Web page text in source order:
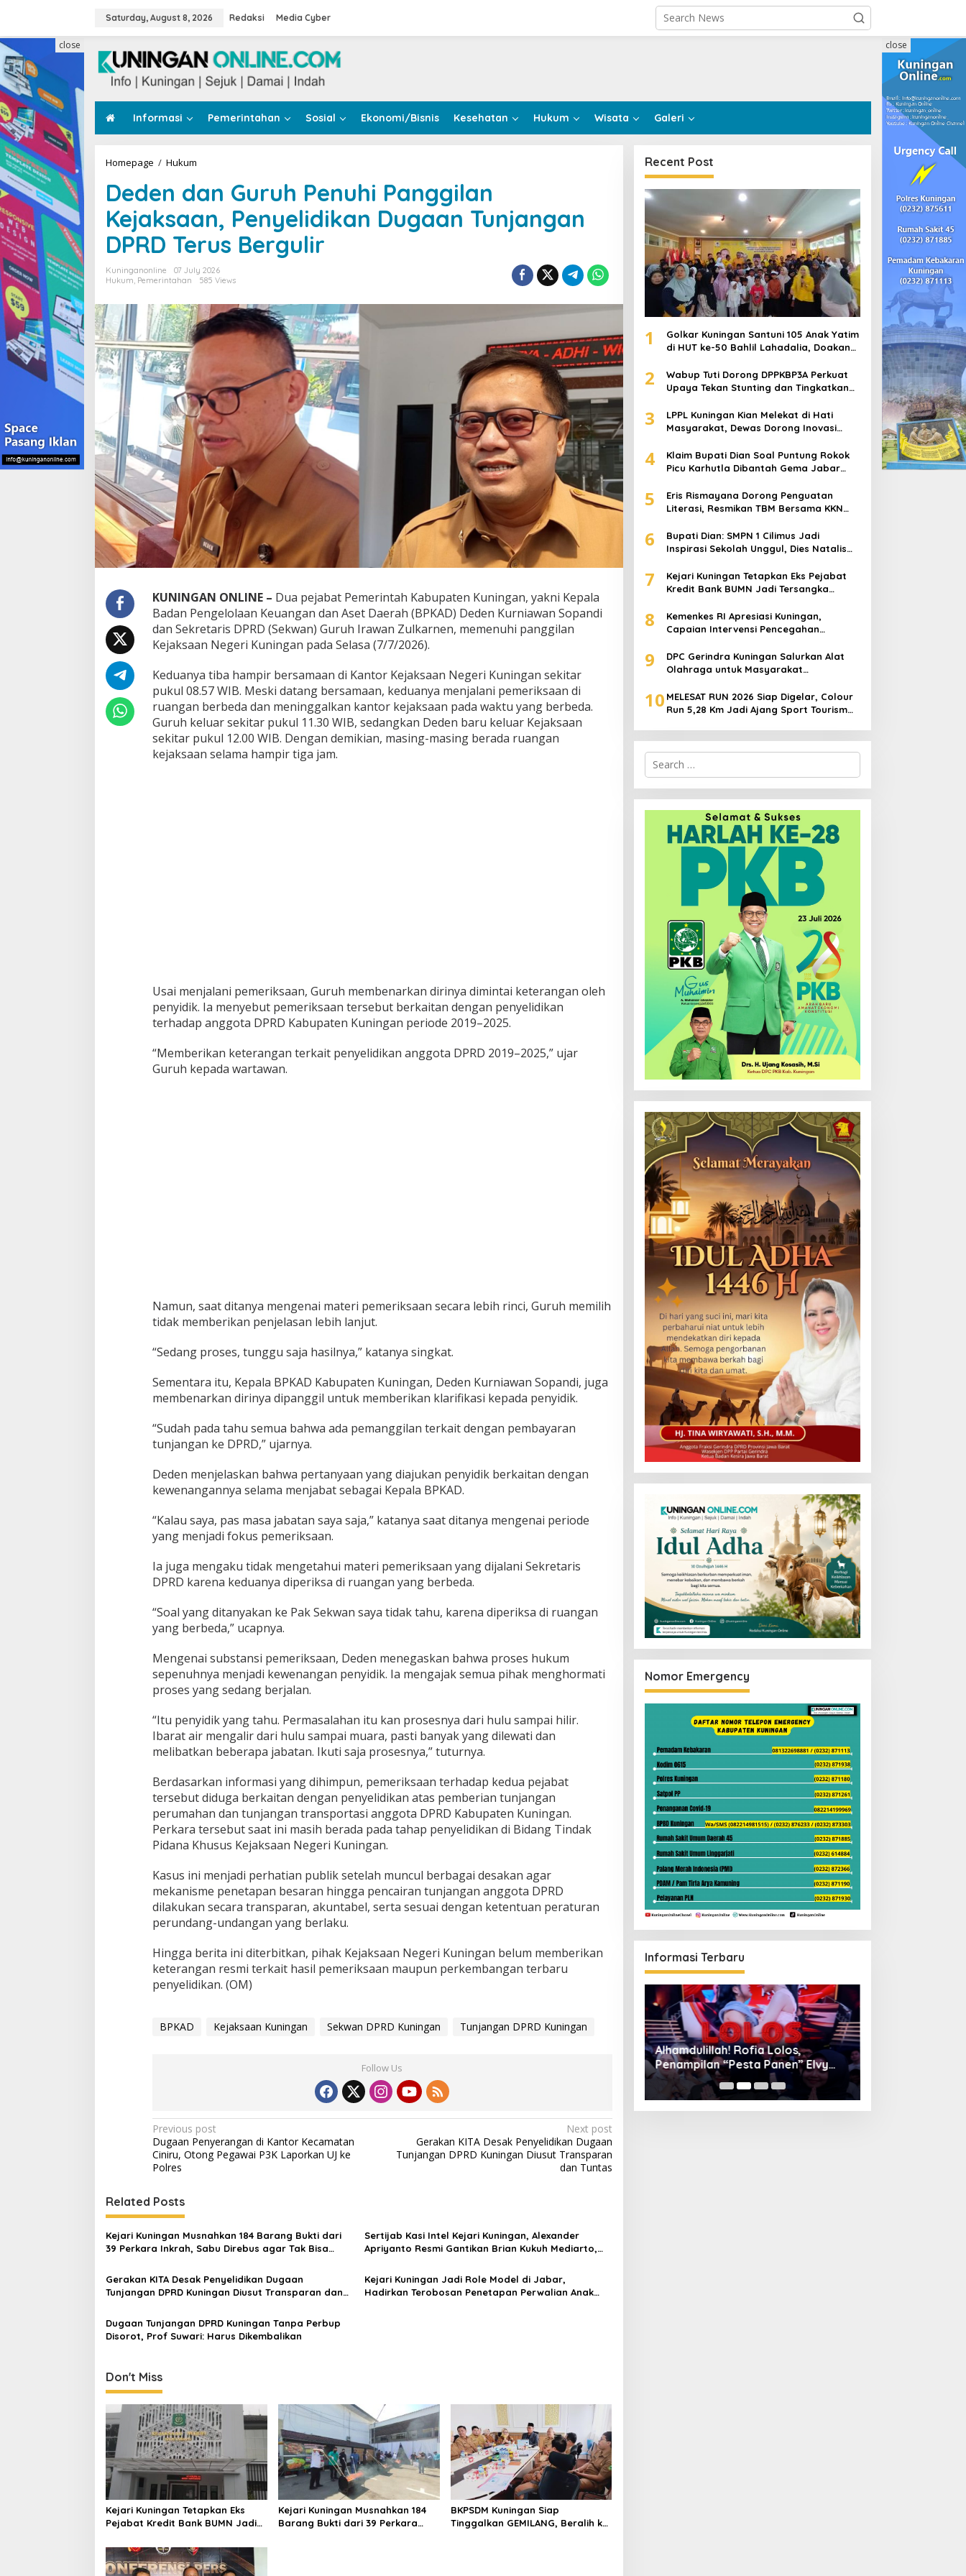
Saturday, August 8, 2026 Redaksi Media Cyber
Informasi Pemerintahan Sosial Ekonomi/Bisnis Kesehatan Hukum Wisata Galeri
close close
Homepage / Hukum
Guruh
Penuhi
Panggilan
Kejaksaan,
Penyelidikan
Dugaan
Tunjangan
DPRD
Bergulir
Deden dan Guruh Penuhi Panggilan
Kejaksaan, Penyelidikan Dugaan Tunjangan
DPRD Terus Bergulir
Kuninganonline
07 July 2026
Hukum Pemerintahan 585 Views
KUNINGAN ONLINE – Dua pejabat Pemerintah Kabupaten Kuningan, yakni Kepala
Badan Pengelolaan Keuangan dan Aset Daerah (BPKAD) Deden Kurniawan Sopandi
dan Sekretaris DPRD (Sekwan) Guruh Irawan Zulkarnen, memenuhi panggilan
Kejaksaan Negeri Kuningan pada Selasa (7/7/2026).
Keduanya tiba hampir bersamaan di Kantor Kejaksaan Negeri Kuningan sekitar
pukul 08.57 WIB. Meski datang bersamaan, keduanya menjalani pemeriksaan di
ruangan berbeda dan meninggalkan kantor kejaksaan pada waktu yang berbeda.
Guruh keluar sekitar pukul 11.30 WIB, sedangkan Deden baru keluar Kejaksaan
sekitar pukul 12.00 WIB. Dengan demikian, masing-masing berada ruangan
kejaksaan selama hampir tiga jam.
Usai menjalani pemeriksaan, Guruh membenarkan dirinya dimintai keterangan oleh
penyidik. Ia menyebut pemeriksaan tersebut berkaitan dengan penyelidikan
terhadap anggota DPRD Kabupaten Kuningan periode 2019–2025.
“Memberikan keterangan terkait penyelidikan anggota DPRD 2019–2025,” ujar
Guruh kepada wartawan.
Namun, saat ditanya mengenai materi pemeriksaan secara lebih rinci, Guruh memilih
tidak memberikan penjelasan lebih lanjut.
“Sedang proses, tunggu saja hasilnya,” katanya singkat.
Sementara itu, Kepala BPKAD Kabupaten Kuningan, Deden Kurniawan Sopandi, juga
membenarkan dirinya dipanggil untuk memberikan klarifikasi kepada penyidik.
“Sudah pada tahu semua bahwa ada pemanggilan terkait dengan pembayaran
tunjangan ke DPRD,” ujarnya.
Deden menjelaskan bahwa pertanyaan yang diajukan penyidik berkaitan dengan
kewenangannya selama menjabat sebagai Kepala BPKAD.
“Kalau saya, pas masa jabatan saya saja,” katanya saat ditanya mengenai periode
yang menjadi fokus pemeriksaan.
Ia juga mengaku tidak mengetahui materi pemeriksaan yang dijalani Sekretaris
DPRD karena keduanya diperiksa di ruangan yang berbeda.
“Soal yang ditanyakan ke Pak Sekwan saya tidak tahu, karena diperiksa di ruangan
yang berbeda,” ucapnya.
Mengenai substansi pemeriksaan, Deden menegaskan bahwa proses hukum
sepenuhnya menjadi kewenangan penyidik. Ia mengajak semua pihak menghormati
proses yang sedang berjalan.
“Itu penyidik yang tahu. Permasalahan itu kan prosesnya dari hulu sampai hilir.
Ibarat air mengalir dari hulu sampai muara, pasti banyak yang dilewati dan
melibatkan beberapa jabatan. Ikuti saja prosesnya,” tuturnya.
Berdasarkan informasi yang dihimpun, pemeriksaan terhadap kedua pejabat
tersebut diduga berkaitan dengan penyelidikan atas pemberian tunjangan
perumahan dan tunjangan transportasi anggota DPRD Kabupaten Kuningan.
Perkara tersebut saat ini masih berada pada tahap penyelidikan di Bidang Tindak
Pidana Khusus Kejaksaan Negeri Kuningan.
Kasus ini menjadi perhatian publik setelah muncul berbagai desakan agar
mekanisme penetapan besaran hingga pencairan tunjangan anggota DPRD
dilakukan secara transparan, akuntabel, serta sesuai dengan ketentuan peraturan
perundang-undangan yang berlaku.
Hingga berita ini diterbitkan, pihak Kejaksaan Negeri Kuningan belum memberikan
keterangan resmi terkait hasil pemeriksaan maupun perkembangan terbaru
penyelidikan. (OM)
BPKAD Kejaksaan Kuningan Sekwan DPRD Kuningan Tunjangan DPRD Kuningan
Follow Us
Post
navigation
Previous post
Dugaan Penyerangan di Kantor Kecamatan
Ciniru, Otong Pegawai P3K Laporkan UJ ke
Polres
Next post
Gerakan KITA Desak Penyelidikan Dugaan
Tunjangan DPRD Kuningan Diusut Transparan
dan Tuntas
Related Posts
Kejari Kuningan Musnahkan 184 Barang Bukti dari
39 Perkara Inkrah, Sabu Direbus agar Tak Bisa
Sertijab Kasi Intel Kejari Kuningan, Alexander
Apriyanto Resmi Gantikan Brian Kukuh Mediarto,
Gerakan KITA Desak Penyelidikan Dugaan
Tunjangan DPRD Kuningan Diusut Transparan dan
Kejari Kuningan Jadi Role Model di Jabar,
Hadirkan Terobosan Penetapan Perwalian Anak
Dugaan Tunjangan DPRD Kuningan Tanpa Perbup
Disorot, Prof Suwari: Harus Dikembalikan
Don't Miss
Kejari Kuningan Tetapkan Eks
Pejabat Kredit Bank BUMN Jadi
Rp529 Juta
Kejari Kuningan Musnahkan 184
Barang Bukti dari 39 Perkara
BKPSDM Kuningan Siap
Tinggalkan GEMILANG, Beralih ke
Recent Post
1
Golkar Kuningan Santuni 105 Anak Yatim
di HUT ke-50 Bahlil Lahadalia, Doakan
2
Wabup Tuti Dorong DPPKBP3A Perkuat
Upaya Tekan Stunting dan Tingkatkan
3
LPPL Kuningan Kian Melekat di Hati
Masyarakat, Dewas Dorong Inovasi
4
Klaim Bupati Dian Soal Puntung Rokok
Picu Karhutla Dibantah Gema Jabar
5
Eris Rismayana Dorong Penguatan
Literasi, Resmikan TBM Bersama KKN
6
Bupati Dian: SMPN 1 Cilimus Jadi
Inspirasi Sekolah Unggul, Dies Natalis
7
Kejari Kuningan Tetapkan Eks Pejabat
Kredit Bank BUMN Jadi Tersangka
8
Kemenkes RI Apresiasi Kuningan,
Capaian Intervensi Pencegahan
9
DPC Gerindra Kuningan Salurkan Alat
Olahraga untuk Masyarakat
Generasi Muda
10 MELESAT RUN 2026 Siap Digelar, Colour
Run 5,28 Km Jadi Ajang Sport Tourism
Search
for:
Nomor Emergency
Informasi Terbaru
Inovasi Penyiaran Digital
Alhamdulillah! Rofia Lolos,
Penampilan “Pesta Panen” Elvy
Sukaesih Berbuah Manis